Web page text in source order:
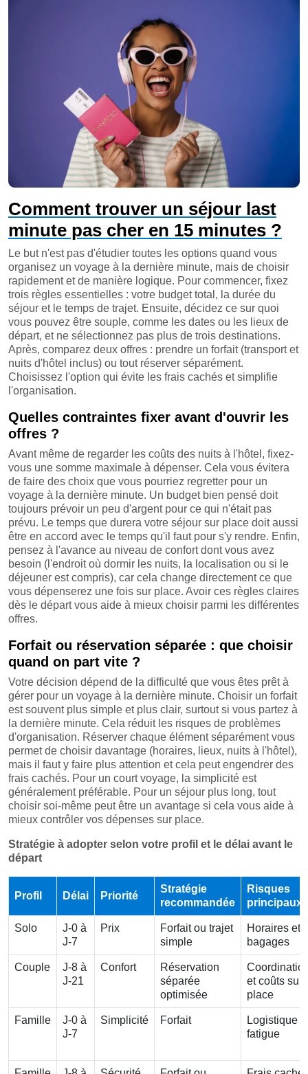
Comment trouver un séjour last
minute pas cher en 15 minutes ?
Le but n'est pas d'étudier toutes les options quand vous
organisez un voyage à la dernière minute, mais de choisir
rapidement et de manière logique. Pour commencer, fixez
trois règles essentielles : votre budget total, la durée du
séjour et le temps de trajet. Ensuite, décidez ce sur quoi
vous pouvez être souple, comme les dates ou les lieux de
départ, et ne sélectionnez pas plus de trois destinations.
Après, comparez deux offres : prendre un forfait (transport et
nuits d'hôtel inclus) ou tout réserver séparément.
Choisissez l'option qui évite les frais cachés et simplifie
l'organisation.
Quelles contraintes fixer avant d'ouvrir les
offres ?
Avant même de regarder les coûts des nuits à l'hôtel, fixez-
vous une somme maximale à dépenser. Cela vous évitera
de faire des choix que vous pourriez regretter pour un
voyage à la dernière minute. Un budget bien pensé doit
toujours prévoir un peu d'argent pour ce qui n'était pas
prévu. Le temps que durera votre séjour sur place doit aussi
être en accord avec le temps qu'il faut pour s'y rendre. Enfin,
pensez à l'avance au niveau de confort dont vous avez
besoin (l'endroit où dormir les nuits, la localisation ou si le
déjeuner est compris), car cela change directement ce que
vous dépenserez une fois sur place. Avoir ces règles claires
dès le départ vous aide à mieux choisir parmi les différentes
offres.
Forfait ou réservation séparée : que choisir
quand on part vite ?
Votre décision dépend de la difficulté que vous êtes prêt à
gérer pour un voyage à la dernière minute. Choisir un forfait
est souvent plus simple et plus clair, surtout si vous partez à
la dernière minute. Cela réduit les risques de problèmes
d'organisation. Réserver chaque élément séparément vous
permet de choisir davantage (horaires, lieux, nuits à l'hôtel),
mais il faut y faire plus attention et cela peut engendrer des
frais cachés. Pour un court voyage, la simplicité est
généralement préférable. Pour un séjour plus long, tout
choisir soi-même peut être un avantage si cela vous aide à
mieux contrôler vos dépenses sur place.
Stratégie à adopter selon votre profil et le délai avant le
départ
Profil Délai Priorité
Stratégie
recommandée
Risques
principaux
Solo
J-0 à
J-7
Prix
Forfait ou trajet
simple
Horaires et
bagages
Couple
J-8 à
J-21
Confort
Réservation
séparée
optimisée
et coûts sur
place
Famille
J-0 à
J-7
Simplicité Forfait
Logistique
fatigue